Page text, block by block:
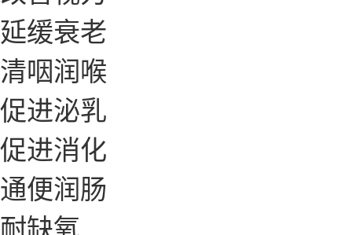
延缓衰老
清咽润喉
促进泌乳
促进消化
通便润肠
耐缺氧